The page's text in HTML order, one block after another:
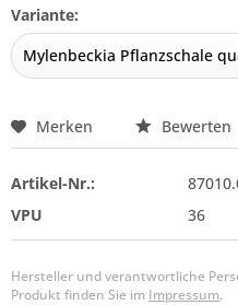
Variante:
Merken Bewerten
Artikel-Nr.:
VPU
36
Hersteller und verantwortliche
Produkt finden Sie im Impressum.